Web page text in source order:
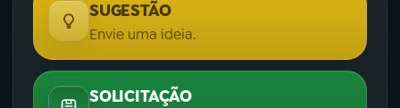
SUGESTÃO
Envie uma ideia.
SOLICITAÇÃO